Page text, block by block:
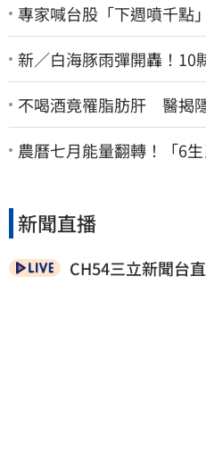
專家喊台股「下週噴千點
新／白海豚雨彈開轟！10
不喝酒竟罹脂肪肝 醫揭
農曆七月能量翻轉！「6
新聞直播
CH54三立新聞台